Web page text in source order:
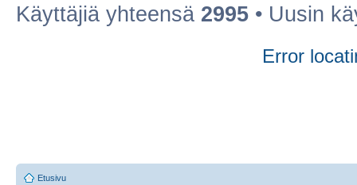
Käyttäjiä yhteensä 2995 • Uusin
Error
Etusivu